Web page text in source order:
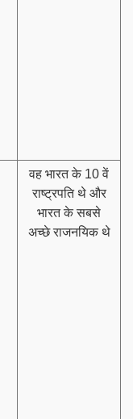
वह भारत के 10 वें
राष्ट्रपति थे और
भारत के सबसे
अच्छे राजनयिक थे